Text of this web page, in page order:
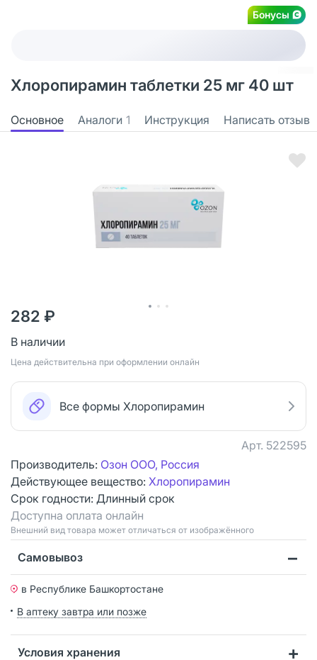
Бонусы
Хлоропирамин таблетки 25 мг 40 шт
Основное Аналоги 1 Инструкция Написать отзыв
282 ₽
В наличии
Цена действительна при оформлении онлайн
Все формы Хлоропирамин
Арт. 522595
Производитель: Озон ООО, Россия
Действующее вещество: Хлоропирамин
Срок годности: Длинный срок
Доступна оплата онлайн
Bнешний вид товара может отличаться от изображённого
Самовывоз
в Республике Башкортостане
В аптеку завтра или позже
Условия хранения